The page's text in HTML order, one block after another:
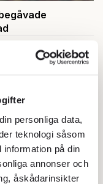
personliga data,
teknologi såsom
på din
annonser och
åskådarinsikter
oroar sig
mot den
Stalin